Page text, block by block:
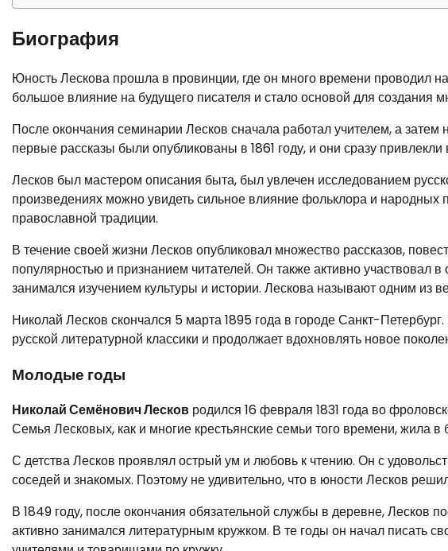
Биография
Юность Лескова прошла в провинции, где он много времени проводил
большое влияние на будущего писателя и стало основой для создания
После окончания семинарии Лесков сначала работал учителем, а затем
первые рассказы были опубликованы в 1861 году, и они сразу привлекли
Лесков был мастером описания быта, был увлечен исследованием
произведениях можно увидеть сильное влияние фольклора и народных
православной традиции.
В течение своей жизни Лесков опубликовал множество рассказов,
популярностью и признанием читателей. Он также активно участвовал
занимался изучением культуры и истории. Лескова называют одним из
Николай Лесков скончался 5 марта 1895 года в городе Санкт-
русской литературной классики и продолжает вдохновлять новое
Молодые годы
Николай Семёнович Лесков родился 16 февраля 1831 года во
Семья Лесковых, как и многие крестьянские семьи того времени, жила в
С детства Лесков проявлял острый ум и любовь к чтению. Он с
соседей и знакомых. Поэтому не удивительно, что в юности Лесков
В 1849 году, после окончания обязательной службы в деревне, Лесков
активно занимался литературным кружком. В те годы он начал писать